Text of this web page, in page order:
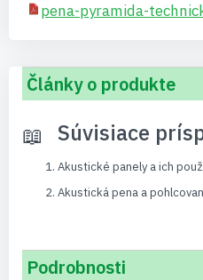
pena-pyramida-
Články o produkte
Súvisiace
Akustické panely a ich
Akustická pena a
Podrobnosti